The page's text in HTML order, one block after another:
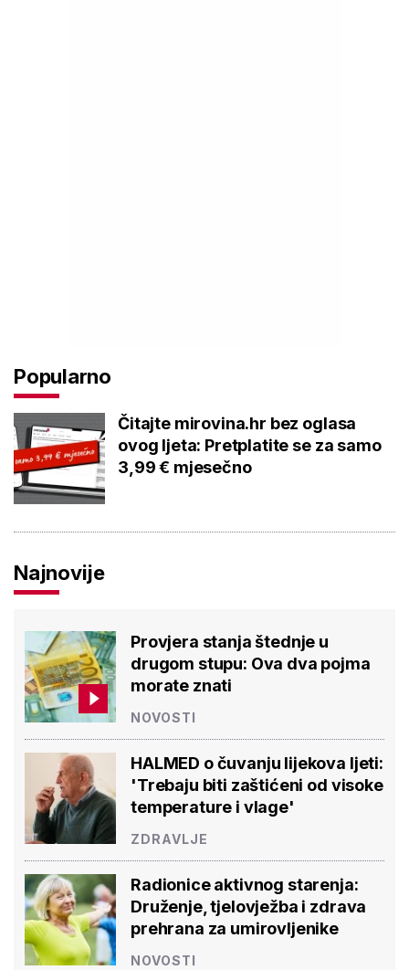
Popularno
Čitajte mirovina.hr bez oglasa
ovog ljeta: Pretplatite se za samo
3,99 € mjesečno
Najnovije
Provjera stanja štednje u
drugom stupu: Ova dva pojma
morate znati
NOVOSTI
HALMED o čuvanju lijekova ljeti:
'Trebaju biti zaštićeni od visoke
temperature i vlage'
ZDRAVLJE
Radionice aktivnog starenja:
Druženje, tjelovježba i zdrava
prehrana za umirovljenike
NOVOSTI